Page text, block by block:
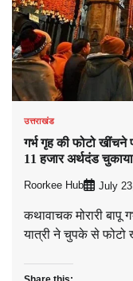
उत्तराखंड
गर्भ गृह की फोटो खींचने
11 हजार अर्थदंड चुकाया
Roorkee Hub July
कथावाचक मोरारी बापू
यात्री ने चुपके से फोटो